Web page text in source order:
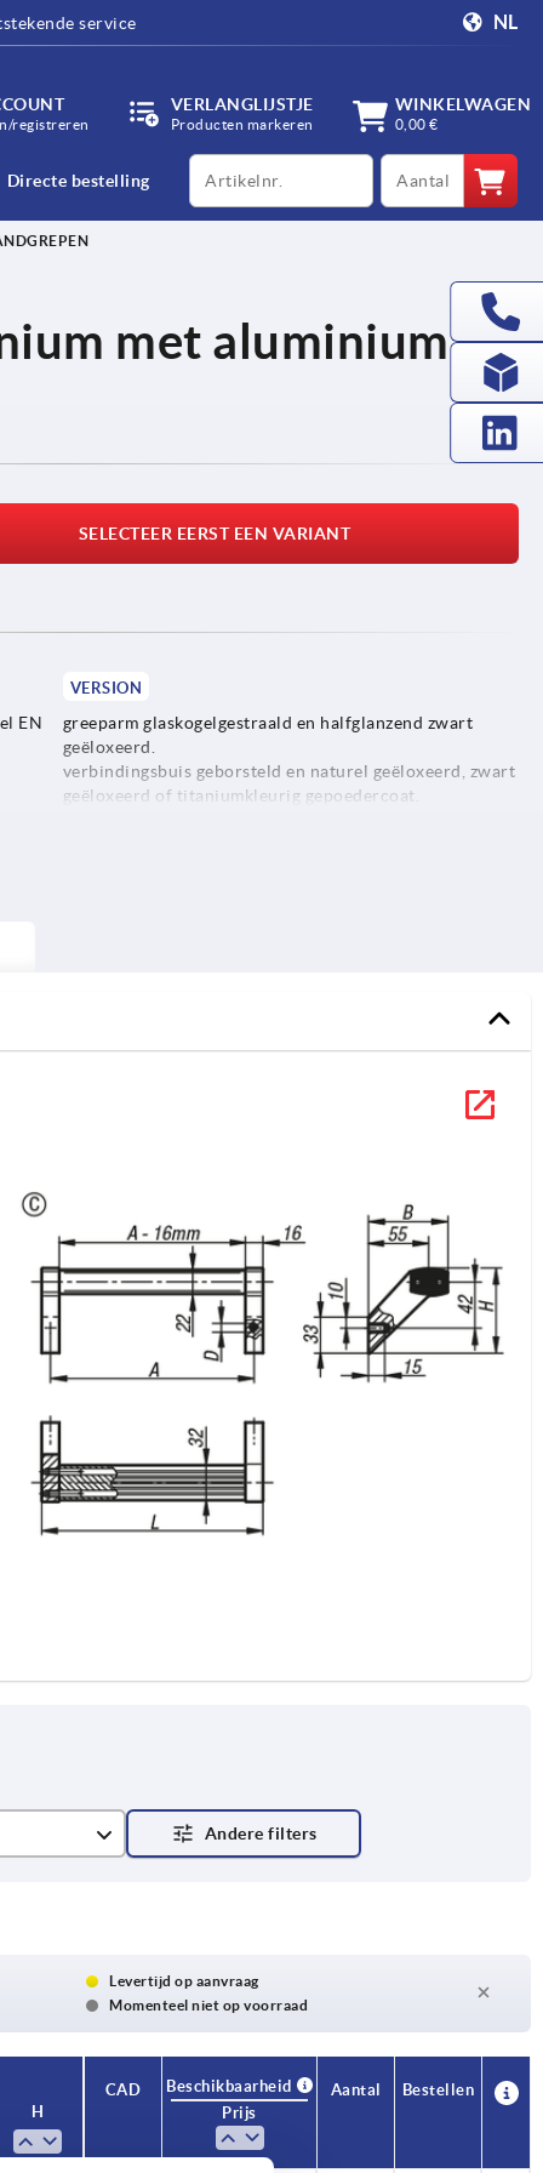
service NL
registreren
VERLANGLIJSTJE
Producten markeren
WINKELWAGEN
0,00 €
Directe bestelling
productCode qty
met aluminium
SELECTEER EERST EEN VARIANT
EN
VERSION
greeparm glaskogelgestraald en halfglanzend zwart
geëloxeerd.
verbindingsbuis geborsteld en naturel geëloxeerd, zwart
geëloxeerd of titaniumkleurig gepoedercoat.
Levertijd op aanvraag
Momenteel niet op voorraad
H
CAD
Beschikbaarheid
Prijs
Aantal Bestellen